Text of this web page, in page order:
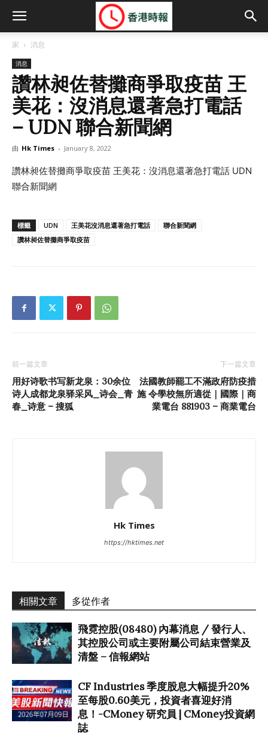
家 消息
消息
讚林昶佐替攤商爭取疫苗 王
美花：沒消息還著急打電話
– UDN 聯合新聞網
由 Hk Times - January 8, 2022
讚林昶佐替攤商爭取疫苗 王美花：沒消息還著急打電話 UDN
聯合新聞網
標籤 UDN 王美花沒消息還著急打電話
聯合新聞網
讚林昶佐替攤商爭取疫苗
前一篇文章
用好诗歌书写新龙泉：30余位
诗人成都龙泉驿采风_诗会_青
春_诗意 – 搜狐
下一篇文章
法國教師罷工不滿政府防疫措
施 令學校無所適從｜國際｜商
業電台 881903 – 商業電台
Hk Times
https://hktimes.net
相關文章 多從作者
飛霓控股(08480) 內幕消息 / 發行人、
其控股公司或主要附屬公司結束營業及
清盤 – 信報網站
CF Industries 季度股息大幅提升20%
至每股0.60美元，投資者喜迎好消
息！-CMoney 研究員 | CMoney投資網
誌